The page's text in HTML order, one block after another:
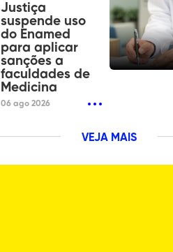
Justiça
suspende uso
do Enamed
para aplicar
sanções a
faculdades de
Medicina
06 ago 2026
VEJA MAIS